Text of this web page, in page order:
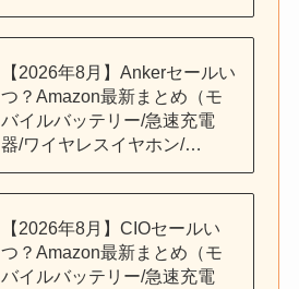
【2026年8月】Ankerセールい
つ？Amazon最新まとめ（モ
バイルバッテリー/急速充電
器/ワイヤレスイヤホン/…
【2026年8月】CIOセールい
つ？Amazon最新まとめ（モ
バイルバッテリー/急速充電